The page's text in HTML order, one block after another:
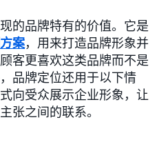
的品牌特有的价值。它是
案，用来打造品牌形象并
客更喜欢这类品牌而不是
品牌定位还用于以下情
向受众展示企业形象，让
张之间的联系。